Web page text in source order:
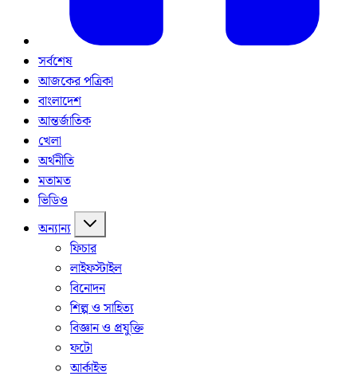
সর্বশেষ
আজকের পত্রিকা
বাংলাদেশ
আন্তর্জাতিক
খেলা
অর্থনীতি
মতামত
ভিডিও
অন্যান্য
ফিচার
লাইফস্টাইল
বিনোদন
শিল্প ও সাহিত্য
বিজ্ঞান ও প্রযুক্তি
ফটো
আর্কাইভ